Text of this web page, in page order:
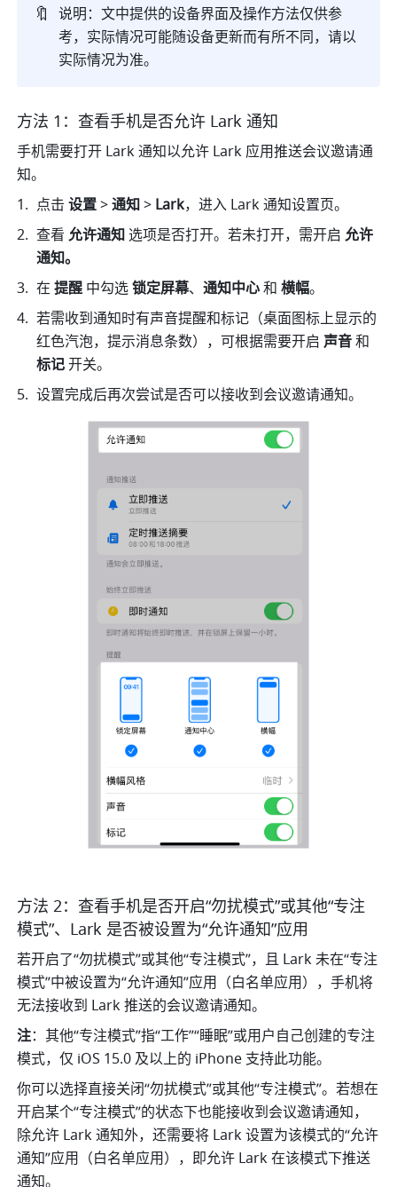
🔖 说明：文中提供的设备界面及操作方法仅供参
考，实际情况可能随设备更新而有所不同，请以
实际情况为准。
方法 1：查看手机是否允许 Lark 通知
手机需要打开 Lark 通知以允许 Lark 应用推送会议邀请通
知。
点击 设置 > 通知 > Lark，进入 Lark 通知设置页。
查看 允许通知 选项是否打开。若未打开，需开启 允许
通知。
在 提醒 中勾选 锁定屏幕、通知中心 和 横幅。
若需收到通知时有声音提醒和标记（桌面图标上显示的
红色汽泡，提示消息条数），可根据需要开启 声音
标记 开关。
设置完成后再次尝试是否可以接收到会议邀请通知。
方法 2：查看手机是否开启“勿扰模式”或其他“专注
模式”、Lark 是否被设置为“允许通知”应用
若开启了“勿扰模式”或其他“专注模式”，且 Lark 未在“专注
模式”中被设置为“允许通知”应用（白名单应用），手机将
无法接收到 Lark 推送的会议邀请通知。
注：其他“专注模式”指“工作”“睡眠”或用户自己创建的专注
模式，仅 iOS 15.0 及以上的 iPhone 支持此功能。
你可以选择直接关闭“勿扰模式”或其他“专注模式”。若想在
开启某个“专注模式”的状态下也能接收到会议邀请通知，
除允许 Lark 通知外，还需要将 Lark 设置为该模式的“允许
通知”应用（白名单应用），即允许 Lark 在该模式下推送
通知。